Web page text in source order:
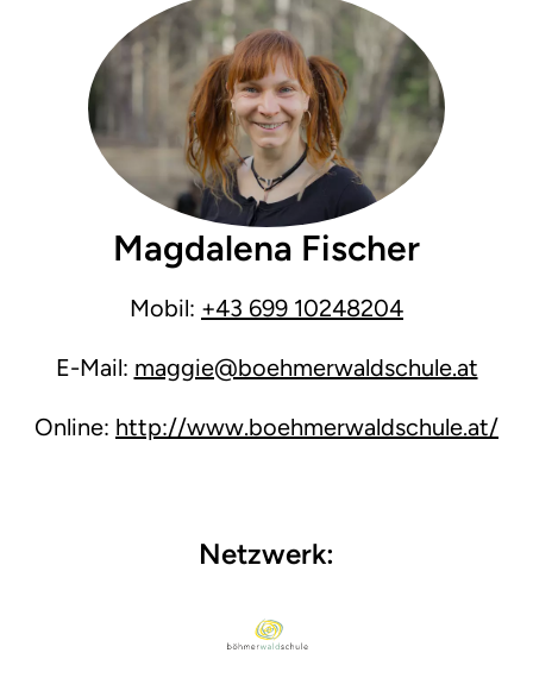
Magdalena Fischer
Mobil: +43 699 10248204
E-Mail: maggie@boehmerwaldschule.at
Online: http://www.boehmerwaldschule.at/
Netzwerk: